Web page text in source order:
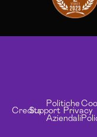
CreditsSupport
Politiche
Aziendali
Privacy